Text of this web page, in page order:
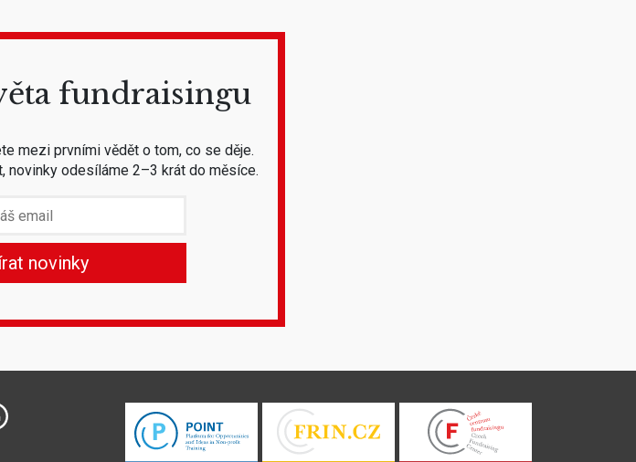
fundraisingu
mezi prvními vědět o tom, co se děje.
novinky odesíláme 2–3 krát do měsíce.